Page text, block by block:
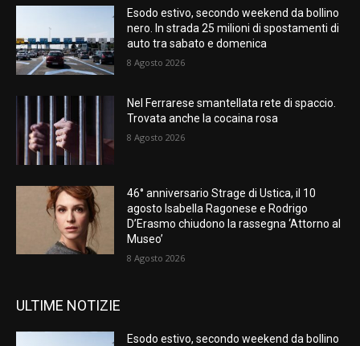
Esodo estivo, secondo weekend da bollino
nero. In strada 25 milioni di spostamenti di
auto tra sabato e domenica
8 Agosto 2026
Nel Ferrarese smantellata rete di spaccio.
Trovata anche la cocaina rosa
8 Agosto 2026
46° anniversario Strage di Ustica, il 10
agosto Isabella Ragonese e Rodrigo
D’Erasmo chiudono la rassegna ‘Attorno al
Museo’
8 Agosto 2026
ULTIME NOTIZIE
Esodo estivo, secondo weekend da bollino